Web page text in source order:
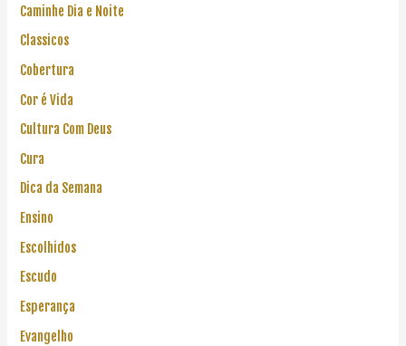
Caminhe Dia e Noite
Classicos
Cobertura
Cor é Vida
Cultura Com Deus
Cura
Dica da Semana
Ensino
Escolhidos
Escudo
Esperança
Evangelho